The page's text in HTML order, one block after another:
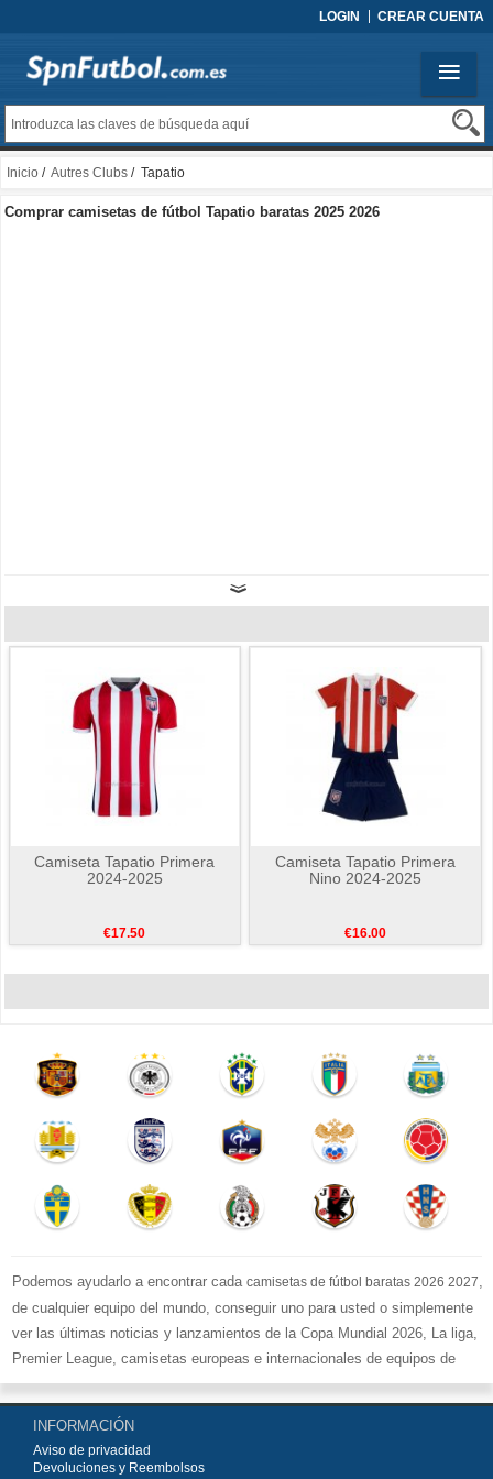
LOGIN CREAR CUENTA
Inicio / Autres Clubs / Tapatio
Comprar camisetas de fútbol Tapatio baratas 2025 2026
Camiseta Tapatio Primera
2024-2025
€17.50
Camiseta Tapatio Primera
Nino 2024-2025
€16.00
Podemos ayudarlo a encontrar cada camisetas de fútbol baratas 2026 2027,
de cualquier equipo del mundo, conseguir uno para usted o simplemente
ver las últimas noticias y lanzamientos de la Copa Mundial 2026, La liga,
Premier League, camisetas europeas e internacionales de equipos de
fútbol y kits.
Comprecamisetas de fútbol baratas replicasen la tienda deportiva
más grande de Europa. ¡Grandes ofertas en todas las camisetas del club
de fútbol, ​​kits europeos e internacionales, todo a los precios más bajos!
INFORMACIÓN
Aviso de privacidad
Devoluciones y Reembolsos